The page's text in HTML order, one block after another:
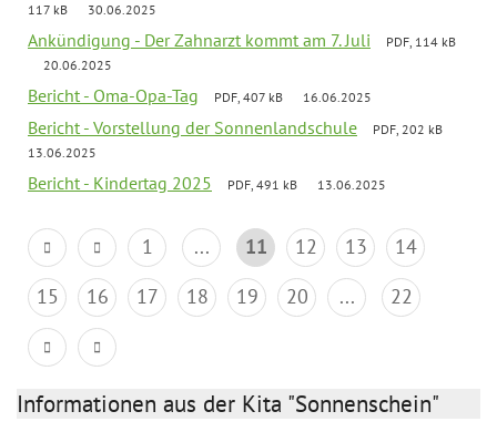
117 kB
30.06.2025
Ankündigung - Der Zahnarzt kommt am 7. Juli
PDF, 114 kB
20.06.2025
Bericht - Oma-Opa-Tag PDF, 407 kB 16.06.2025
Bericht - Vorstellung der Sonnenlandschule
PDF, 202 kB
13.06.2025
Bericht - Kindertag 2025 PDF, 491 kB 13.06.2025
1 ... 11 12 13
14
15
16 17 18 19 20 ... 22
Informationen aus der Kita "Sonnenschein"